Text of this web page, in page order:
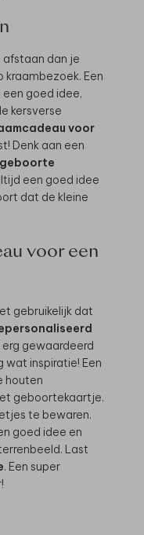
afstaan dan je
Een
een goed idee,
kersverse
voor
Denk aan een
geboorte
een goed idee
dat de kleine
voor een
gebruikelijk dat
gewaardeerd
wat inspiratie! Een
houten
geboortekaartje.
te bewaren.
goed idee en
Last
. Een super